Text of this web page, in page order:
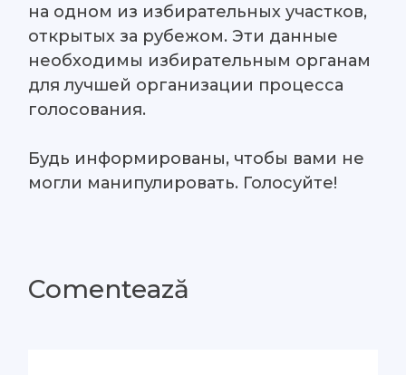
на одном из избирательных участков,
открытых за рубежом. Эти данные
необходимы избирательным органам
для лучшей организации процесса
голосования.
Будь информированы, чтобы вами не
могли манипулировать. Голосуйте!
Comentează